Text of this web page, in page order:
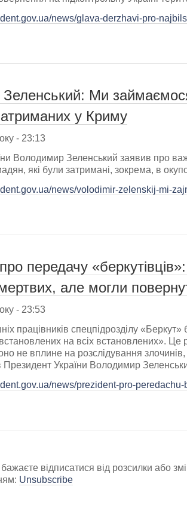
news/glava-derzhavi-pro-
Ми
у Криму
- 23:13
Володимир Зеленський заявив про
які були затримані, зокрема, в
news/volodimir-zelenskij-mi-
передачу
але могли
- 23:53
працівників спецпідрозділу
на всіх встановлених». Це
не вплине на розслідування злочинів,
Президент України Володимир
news/prezident-pro-
відписатися від розсилки або
Unsubscribe